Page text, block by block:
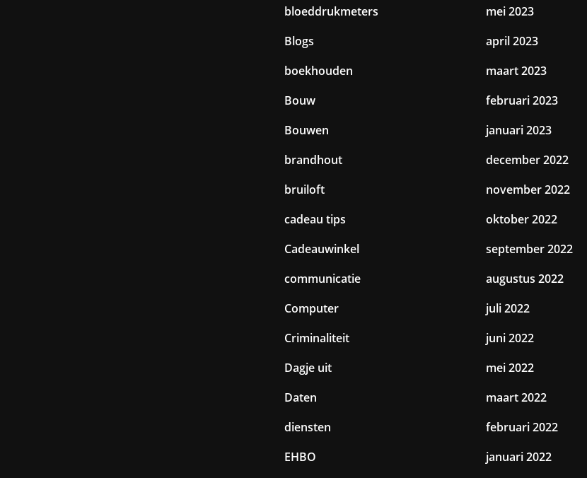
bloeddrukmeters
Blogs
boekhouden
Bouw
Bouwen
brandhout
bruiloft
cadeau tips
Cadeauwinkel
communicatie
Computer
Criminaliteit
Dagje uit
Daten
diensten
EHBO
mei 2023
april 2023
maart 2023
februari 2023
januari 2023
december 2022
november 2022
oktober 2022
september 2022
augustus 2022
juli 2022
juni 2022
mei 2022
maart 2022
februari 2022
januari 2022